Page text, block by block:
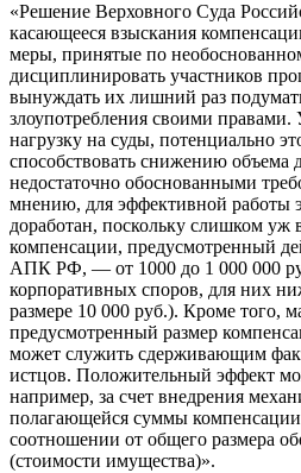
«Решение Верховного Суда
касающееся взыскания
меры, принятые по
дисциплинировать участников
вынуждать их лишний раз
злоупотребления своими
нагрузку на суды, потенциально
способствовать снижению объема
недостаточно обоснованными
мнению, для эффективной работы
доработан, поскольку слишком уж
компенсации, предусмотренный
АПК РФ, — от 1000 до 1 000 000
корпоративных споров, для них
размере 10 000 руб.). Кроме того,
предусмотренный размер
может служить сдерживающим
истцов. Положительный эффект
например, за счет внедрения
полагающейся суммы
соотношении от общего размера
(стоимости имущества)».